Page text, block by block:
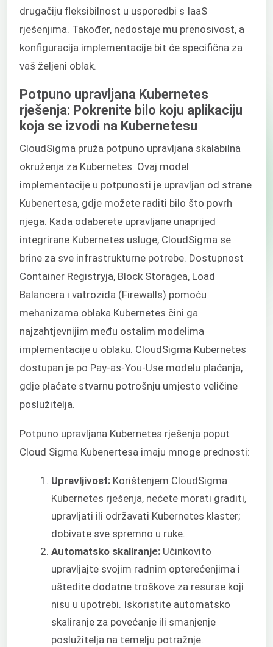
drugačiju fleksibilnost u usporedbi s IaaS
rješenjima. Također, nedostaje mu prenosivost, a
konfiguracija implementacije bit će specifična za
vaš željeni oblak.
Potpuno upravljana Kubernetes
rješenja: Pokrenite bilo koju aplikaciju
koja se izvodi na Kubernetesu
CloudSigma pruža potpuno upravljana skalabilna
okruženja za Kubernetes. Ovaj model
implementacije u potpunosti je upravljan od strane
Kubenertesa, gdje možete raditi bilo što povrh
njega. Kada odaberete upravljane unaprijed
integrirane Kubernetes usluge, CloudSigma se
brine za sve infrastrukturne potrebe. Dostupnost
Container Registryja, Block Storagea, Load
Balancera i vatrozida (Firewalls) pomoću
mehanizama oblaka Kubernetes čini ga
najzahtjevnijim među ostalim modelima
implementacije u oblaku. CloudSigma Kubernetes
dostupan je po Pay-as-You-Use modelu plaćanja,
gdje plaćate stvarnu potrošnju umjesto veličine
poslužitelja.
Potpuno upravljana Kubernetes rješenja poput
Cloud Sigma Kubenertesa imaju mnoge prednosti:
Upravljivost: Korištenjem CloudSigma
Kubernetes rješenja, nećete morati graditi,
upravljati ili održavati Kubernetes klaster;
dobivate sve spremno u ruke.
Automatsko skaliranje: Učinkovito
upravljajte svojim radnim opterećenjima i
uštedite dodatne troškove za resurse koji
nisu u upotrebi. Iskoristite automatsko
skaliranje za povećanje ili smanjenje
poslužitelja na temelju potražnje.